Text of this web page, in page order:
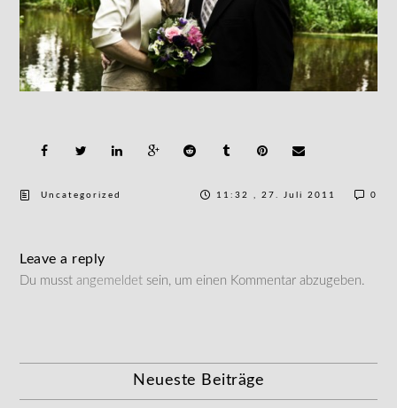
Uncategorized 11:32 , 27. Juli 2011 0
Leave a reply
Du musstangemeldet sein, um einen Kommentar abzugeben.
Neueste Beiträge